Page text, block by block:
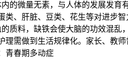
微量无素，与人体的发展发育
、肝脏、豆类、花生等对进步智
料，缺铁会使大脑的功效混乱
做到生活规律化。家长、教师
青春期多动症